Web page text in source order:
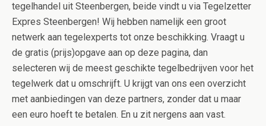
tegelhandel uit Steenbergen, beide vindt u via Tegelzetter
Expres Steenbergen! Wij hebben namelijk een groot
netwerk aan tegelexperts tot onze beschikking. Vraagt u
de gratis (prijs)opgave aan op deze pagina, dan
selecteren wij de meest geschikte tegelbedrijven voor het
tegelwerk dat u omschrijft. U krijgt van ons een overzicht
met aanbiedingen van deze partners, zonder dat u maar
een euro hoeft te betalen. En u zit nergens aan vast.